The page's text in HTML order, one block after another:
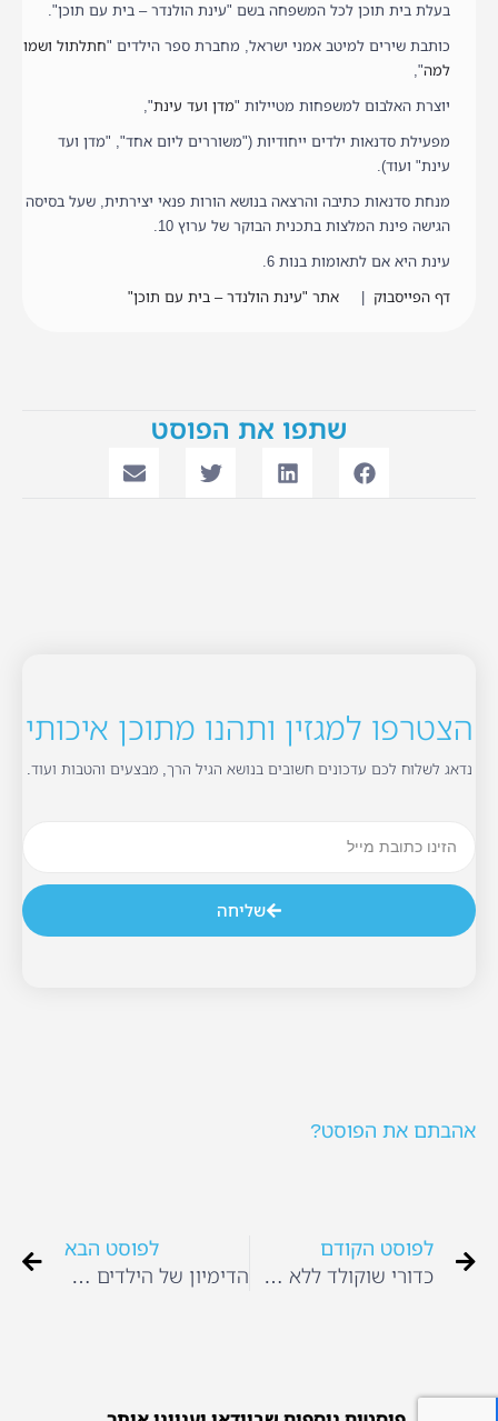
בעלת בית תוכן לכל המשפחה בשם "עינת הולנדר – בית עם תוכן".
כותבת שירים למיטב אמני ישראל, מחברת ספר הילדים "חתלתול ושמו
למה",
יוצרת האלבום למשפחות מטיילות "מדן ועד עינת",
מפעילת סדנאות ילדים ייחודיות ("משוררים ליום אחד", "מדן ועד
עינת" ועוד).
מנחת סדנאות כתיבה והרצאה בנושא הורות פנאי יצירתית, שעל בסיסה
הגישה פינת המלצות בתכנית הבוקר של ערוץ 10.
עינת היא אם לתאומות בנות 6.
דף הפייסבוק| אתר "עינת הולנדר – בית עם תוכן"
שתפו את הפוסט
הצטרפו למגזין ותהנו מתוכן איכותי
נדאג לשלוח לכם עדכונים חשובים בנושא הגיל הרך, מבצעים והטבות ועוד.
שליחה
אהבתם את הפוסט?
לפוסט הקודם
כדורי שוקולד ללא שוקולד
לפוסט הבא
הדימיון של הילדים שלנו